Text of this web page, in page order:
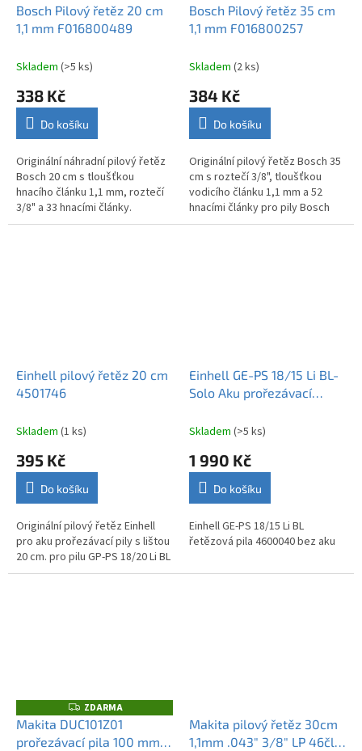
Bosch Pilový řetěz 20 cm
1,1 mm F016800489
Skladem (>5 ks)
338 Kč
Do košíku
Originální náhradní pilový řetěz
Bosch 20 cm s tloušťkou
hnacího článku 1,1 mm, roztečí
3/8" a 33 hnacími články.
Bosch Pilový řetěz 35 cm
1,1 mm F016800257
Skladem (2 ks)
384 Kč
Do košíku
Originální pilový řetěz Bosch 35
cm s roztečí 3/8", tloušťkou
vodicího článku 1,1 mm a 52
hnacími články pro pily Bosch
AKE.
Einhell pilový řetěz 20 cm
4501746
Skladem (1 ks)
395 Kč
Do košíku
Originální pilový řetěz Einhell
pro aku prořezávací pily s lištou
20 cm. pro pilu GP-PS 18/20 Li BL
Einhell GE-PS 18/15 Li BL-
Solo Aku prořezávací
Skladem (>5 ks)
1 990 Kč
Do košíku
Einhell GE-PS 18/15 Li BL
řetězová pila 4600040 bez aku
Z
D
A
R
ZDARMA
Makita DUC101Z01
prořezávací pila 100 mm
Makita pilový řetěz 30cm
1,1mm .043" 3/8" LP 46čl